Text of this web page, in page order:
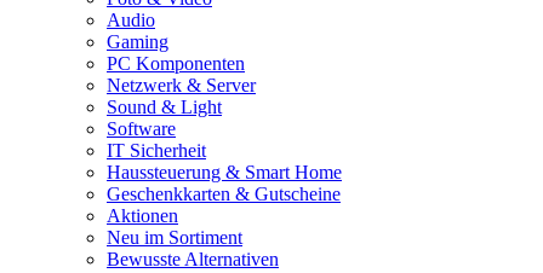
Audio
Gaming
PC Komponenten
Netzwerk & Server
Sound & Light
Software
IT Sicherheit
Haussteuerung & Smart Home
Geschenkkarten & Gutscheine
Aktionen
Neu im Sortiment
Bewusste Alternativen